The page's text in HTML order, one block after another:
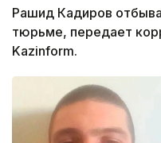
Рашид Кадиров
тюрьме, передает
Kazinform.